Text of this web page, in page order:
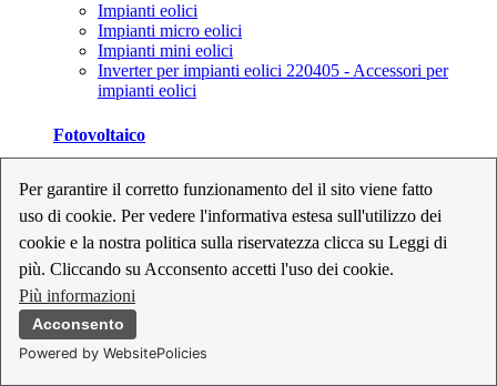
Per garantire il corretto funzionamento del il sito viene fatto
uso di cookie. Per vedere l'informativa estesa sull'utilizzo dei
cookie e la nostra politica sulla riservatezza clicca su Leggi di
più. Cliccando su Acconsento accetti l'uso dei cookie.
Più informazioni
Acconsento
Powered by WebsitePolicies
Impianti eolici
Impianti micro eolici
Impianti mini eolici
Inverter per impianti eolici 220405 - Accessori per
impianti eolici
Fotovoltaico
Inverter per impianti fotovoltaici
Kit per impianti fotovoltaici
Moduli fotovoltaici
Sistemi di monitoraggio per impianti fotovoltaici
Strumenti di collaudo e configurazione per impianti
fotovoltaici
Supporti per impianti fotovoltaici
Geotermia